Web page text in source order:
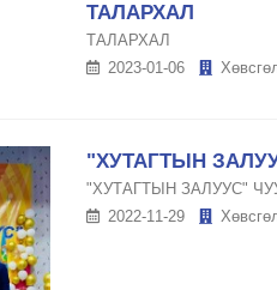
ТАЛАРХАЛ
ТАЛАРХАЛ
2023-01-06
"ХУТАГТЫН
"ХУТАГТЫН ЗАЛУУС"
2022-11-29